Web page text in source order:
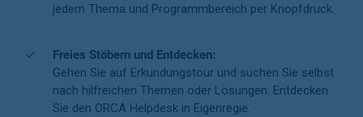
jedem Thema und Programmbereich per Knopfdruck.
Freies Stöbern und Entdecken:
Gehen Sie auf Erkundungstour und suchen Sie selbst
nach hilfreichen Themen oder Lösungen. Entdecken
Sie den ORCA Helpdesk in Eigenregie.